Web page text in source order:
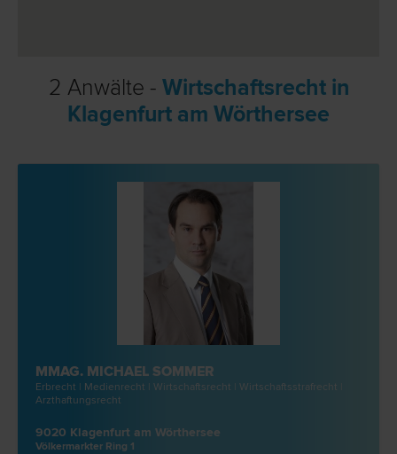
2 Anwälte - Wirtschaftsrecht in
Klagenfurt am Wörthersee
MMAG. MICHAEL SOMMER
Erb­recht | Medien­recht | Wirtschafts­recht | Wirtschaftsstraf­recht |
Arzthaftungs­recht
9020 Klagenfurt am Wörthersee
Völkermarkter Ring 1